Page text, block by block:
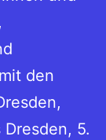
den
5.